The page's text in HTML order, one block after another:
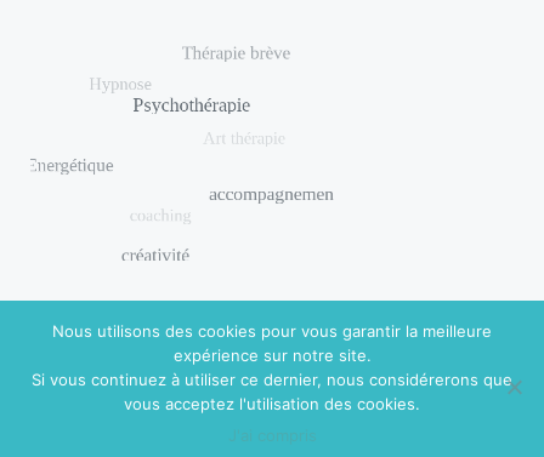
© 2018 DISHUAL. Réalisé parVirginie Guidal
Mentions
Nous utilisons des cookies pour vous garantir la meilleure
expérience sur notre site.
Si vous continuez à utiliser ce dernier, nous considérerons que
vous acceptez l'utilisation des cookies.